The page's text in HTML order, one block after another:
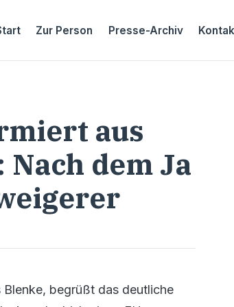
Zur Person Presse-Archiv
aus
dem Ja
begrüßt das deutliche